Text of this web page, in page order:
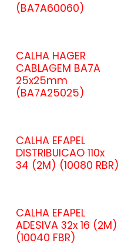
(BA7A60060)
CALHA HAGER
CABLAGEM BA7A
25x25mm
(BA7A25025)
CALHA EFAPEL
DISTRIBUICAO 110x
34 (2M) (10080 RBR)
CALHA EFAPEL
ADESIVA 32x 16 (2M)
(10040 FBR)